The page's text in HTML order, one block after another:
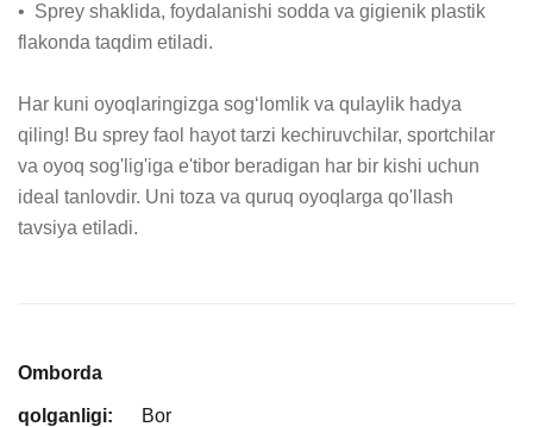
•  Sprey shaklida, foydalanishi sodda va gigienik plastik
flakonda taqdim etiladi.
Har kuni oyoqlaringizga sog‘lomlik va qulaylik hadya
qiling! Bu sprey faol hayot tarzi kechiruvchilar, sportchilar
va oyoq sog'lig'iga e'tibor beradigan har bir kishi uchun
ideal tanlovdir. Uni toza va quruq oyoqlarga qo'llash
tavsiya etiladi.
Omborda
qolganligi: Bor